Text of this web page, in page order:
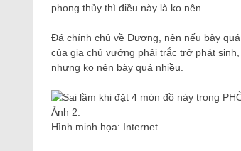
phong thủy thì điều này là ko nên.
Đá chính chủ về Dương, nên nếu bày
của gia chủ vướng phải trắc trở phát
nhưng ko nên bày quá nhiều.
Hình minh họa: Internet